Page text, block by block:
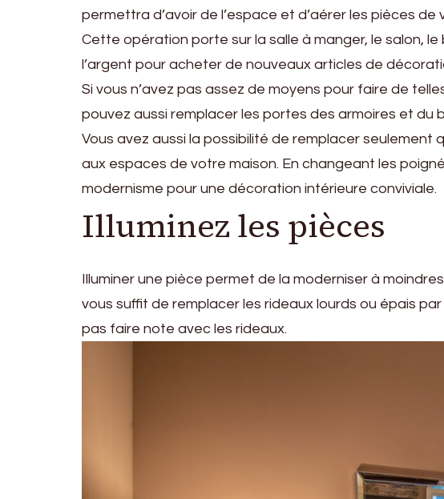
permettra d’avoir de l’espace et d’aérer les pièces de
Cette opération porte sur la salle à manger, le salon,
l’argent pour acheter de nouveaux articles de
Si vous n’avez pas assez de moyens pour faire de
pouvez aussi remplacer les portes des armoires et du
Vous avez aussi la possibilité de remplacer
aux espaces de votre maison. En changeant les
modernisme pour une décoration intérieure conviviale.
Illuminez les pièces
Illuminer une pièce permet de la moderniser à
vous suffit de remplacer les rideaux lourds ou épais
pas faire note avec les rideaux.